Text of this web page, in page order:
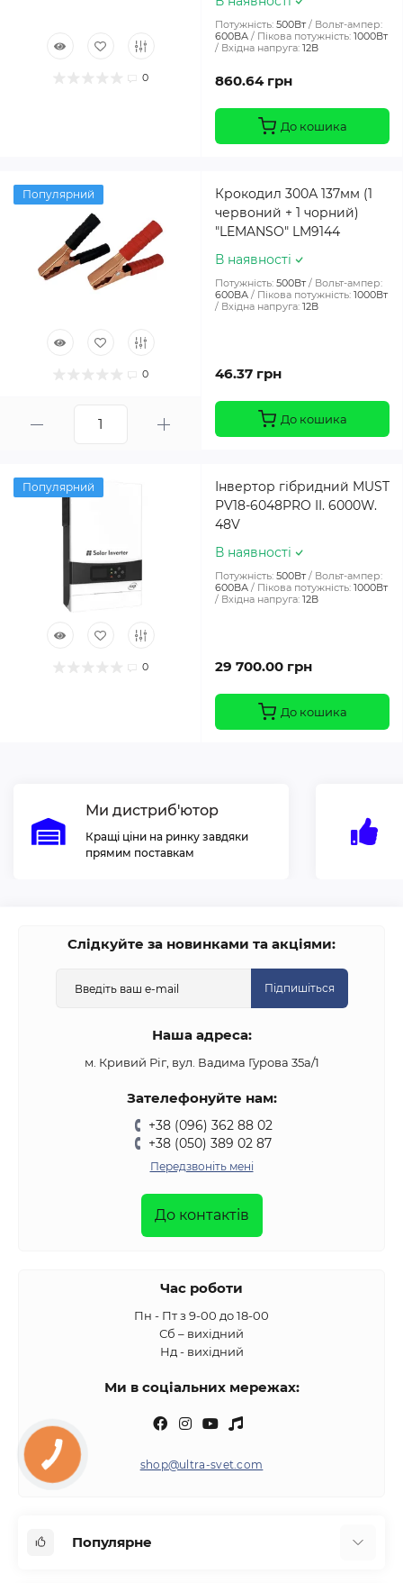
0
Потужність: 500Вт
Вольт-ампер:
600ВА
Пікова потужність: 1000Вт
Вхідна напруга: 12В
860.64 грн
До кошика
Популярний
0
Крокодил 300А 137мм (1
червоний + 1 чорний)
"LEMANSO" LM9144
В наявності
Потужність: 500Вт
Вольт-ампер:
600ВА
Пікова потужність: 1000Вт
Вхідна напруга: 12В
46.37 грн
До кошика
Популярний
0
Інвертор гібридний MUST
PV18-6048PRO II. 6000W.
48V
В наявності
Потужність: 500Вт
Вольт-ампер:
600ВА
Пікова потужність: 1000Вт
Вхідна напруга: 12В
29 700.00 грн
До кошика
Ми дистриб'ютор
Кращі ціни на ринку завдяки
прямим поставкам
Слідкуйте за новинками та акціями:
Підпишіться
Наша адреса:
м. Кривий Ріг, вул. Вадима Гурова 35а/1
Зателефонуйте нам:
+38 (096) 362 88 02
+38 (050) 389 02 87
Передзвоніть мені
До контактів
Час роботи
Пн - Пт з 9-00 до 18-00
Сб – вихідний
Нд - вихідний
Ми в соціальних мережах:
shop@ultra-svet.com
Популярне